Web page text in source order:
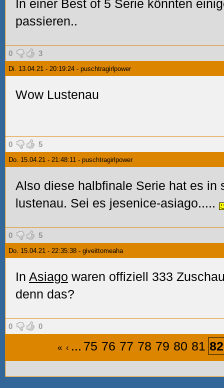
In einer Best of 5 Serie könnten
passieren..
0 3
Di. 13.04.21 - 20:19:24 - puschtragirlpower
Wow Lustenau
0 5
Do. 15.04.21 - 21:48:11 - puschtragirlpower
Also diese halbfinale Serie hat es in
lustenau. Sei es jesenice-asiago.....
0 5
Do. 15.04.21 - 22:35:38 - giveittomeaha
In Asiago waren offiziell 333
denn das?
0 0
« ‹ ... 75 76 77 78 79 80 81 82